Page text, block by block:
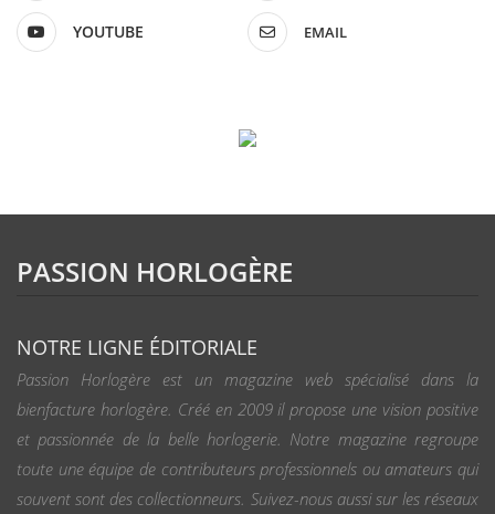
YOUTUBE EMAIL
PASSION HORLOGÈRE
NOTRE LIGNE ÉDITORIALE
Passion Horlogère est un magazine web spécialisé dans la
bienfacture horlogère. Créé en 2009 il propose une vision positive
et passionnée de la belle horlogerie. Notre magazine regroupe
toute une équipe de contributeurs professionnels ou amateurs qui
souvent sont des collectionneurs. Suivez-nous aussi sur les réseaux